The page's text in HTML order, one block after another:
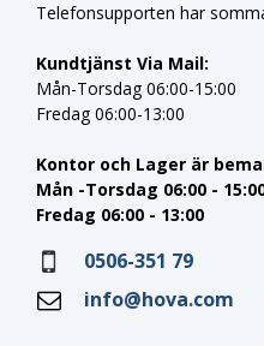
Telefonsupporten har
Kundtjänst Via Mail:
Mån-Torsdag 06:00-15:00
Fredag 06:00-13:00
Kontor och Lager är
Mån -Torsdag 06:00 -
Fredag 06:00 - 13:00
0506-351 79
info@hova.com